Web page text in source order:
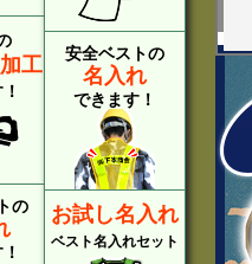
工
の
安全ベストの
名入れ
できます！
お試し名入れ
ベスト名入れセット